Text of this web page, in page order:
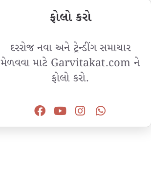
ફોલો કરો
દરરોજ નવા અને ટ્રેન્ડીંગ સમાચાર
મેળવવા માટે Garvitakat.com ને
ફોલો કરો.